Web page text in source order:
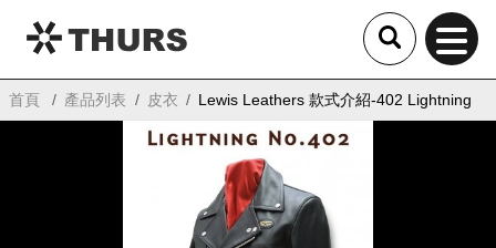
THURS
首頁 產品列表 皮衣 Lewis Leathers 款式介紹-402 Lightning